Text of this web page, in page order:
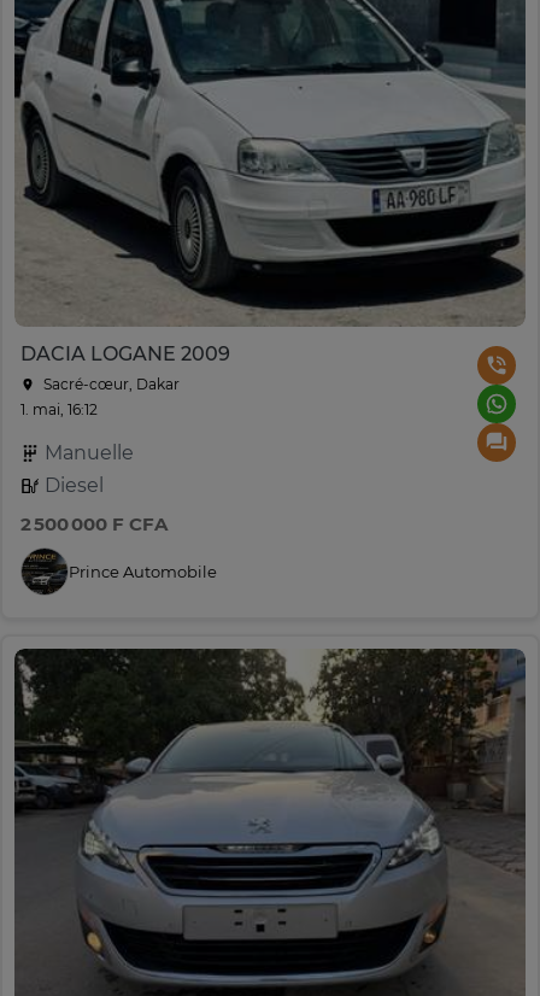
DACIA LOGANE 2009
Sacré-cœur, Dakar
1. mai, 16:12
Manuelle
Diesel
2 500 000 F CFA
Prince Automobile